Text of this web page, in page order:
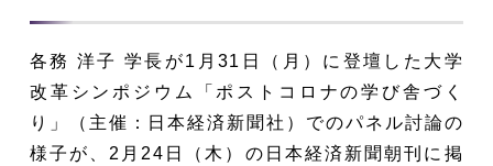
各務 洋子 学長が1月31日（月）に登壇した大学
改革シンポジウム「ポストコロナの学び舎づく
り」（主催：日本経済新聞社）でのパネル討論の
様子が、2月24日（木）の日本経済新聞朝刊に掲